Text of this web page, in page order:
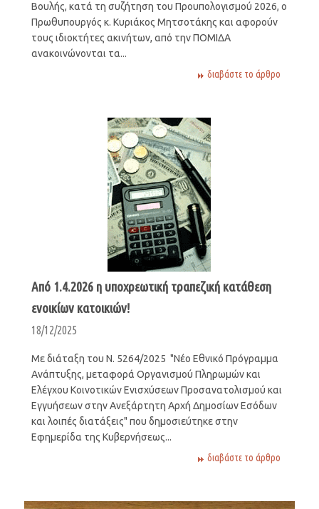
Βουλής, κατά τη συζήτηση του Προυπολογισμού 2026, ο
Πρωθυπουργός κ. Κυριάκος Μητσοτάκης και αφορούν
τους ιδιοκτήτες ακινήτων, από την ΠΟΜΙΔΑ
ανακοινώνονται τα...
διαβάστε το άρθρο
Από 1.4.2026 η υποχρεωτική τραπεζική κατάθεση
ενοικίων κατοικιών!
18/12/2025
Με διάταξη του Ν. 5264/2025 "Νέο Εθνικό Πρόγραμμα
Ανάπτυξης, μεταφορά Οργανισμού Πληρωμών και
Ελέγχου Κοινοτικών Ενισχύσεων Προσανατολισμού και
Εγγυήσεων στην Ανεξάρτητη Αρχή Δημοσίων Εσόδων
και λοιπές διατάξεις" που δημοσιεύτηκε στην
Εφημερίδα της Κυβερνήσεως...
διαβάστε το άρθρο